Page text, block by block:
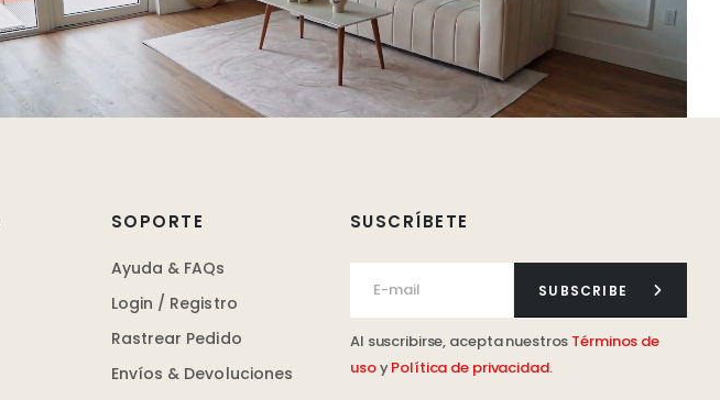
SUSCRÍBETE
SUBSCRIBE
Al suscribirse, acepta nuestros Términos de
usoyPolítica de privacidad.
SOPORTE
Ayuda & FAQs
Login / Registro
Rastrear Pedido
Envíos & Devoluciones